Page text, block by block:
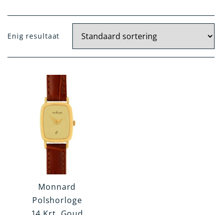
Dames
Heren
Goud / Staal
18 krt.
Enig resultaat
Monnard
Polshorloge